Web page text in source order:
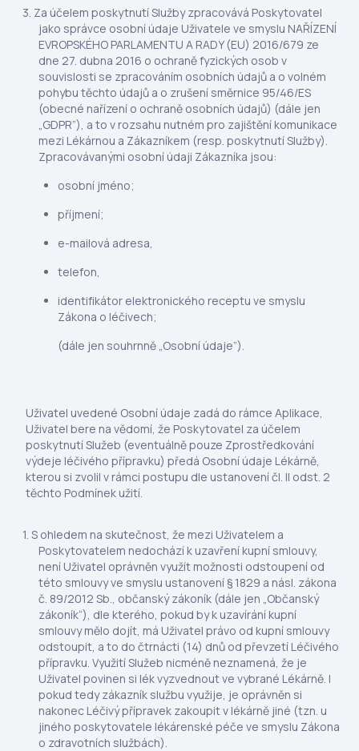
Za účelem poskytnutí Služby zpracovává Poskytovatel
jako správce osobní údaje Uživatele ve smyslu NAŘÍZENÍ
EVROPSKÉHO PARLAMENTU A RADY (EU) 2016/679 ze
dne 27. dubna 2016 o ochraně fyzických osob v
souvislosti se zpracováním osobních údajů a o volném
pohybu těchto údajů a o zrušení směrnice 95/46/ES
(obecné nařízení o ochraně osobních údajů) (dále jen
„GDPR”), a to v rozsahu nutném pro zajištění komunikace
mezi Lékárnou a Zákazníkem (resp. poskytnutí Služby).
Zpracovávanými osobní údaji Zákazníka jsou:
osobní jméno;
příjmení;
e-mailová adresa,
telefon,
identifikátor elektronického receptu ve smyslu
Zákona o léčivech;
(dále jen souhrnně „Osobní údaje”).
Uživatel uvedené Osobní údaje zadá do rámce Aplikace,
Uživatel bere na vědomí, že Poskytovatel za účelem
poskytnutí Služeb (eventuálně pouze Zprostředkování
výdeje léčivého přípravku) předá Osobní údaje Lékárně,
kterou si zvolil v rámci postupu dle ustanovení čl. II odst. 2
těchto Podmínek užití.
S ohledem na skutečnost, že mezi Uživatelem a
Poskytovatelem nedochází k uzavření kupní smlouvy,
není Uživatel oprávněn využít možnosti odstoupení od
této smlouvy ve smyslu ustanovení § 1829 a násl. zákona
č. 89/2012 Sb., občanský zákoník (dále jen „Občanský
zákoník“), dle kterého, pokud by k uzavírání kupní
smlouvy mělo dojít, má Uživatel právo od kupní smlouvy
odstoupit, a to do čtrnácti (14) dnů od převzetí Léčivého
přípravku. Využití Služeb nicméně neznamená, že je
Uživatel povinen si lék vyzvednout ve vybrané Lékárně. I
pokud tedy zákazník službu využije, je oprávněn si
nakonec Léčivý přípravek zakoupit v lékárně jiné (tzn. u
jiného poskytovatele lékárenské péče ve smyslu Zákona
o zdravotních službách).